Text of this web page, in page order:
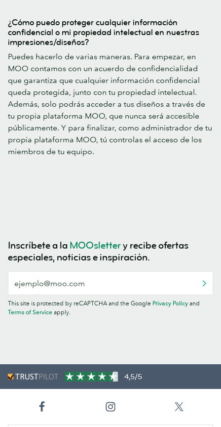
¿Cómo puedo proteger cualquier información
confidencial o mi propiedad intelectual en nuestras
impresiones/diseños?
Puedes hacerlo de varias maneras. Para empezar, en
MOO contamos con un acuerdo de confidencialidad
que garantiza que cualquier información confidencial
queda protegida, junto con tu propiedad intelectual.
Además, solo podrás acceder a tus diseños a través de
tu propia plataforma MOO, que nunca será accesible
públicamente. Y para finalizar, como administrador de tu
propia plataforma MOO, tú controlas el acceso de los
miembros de tu equipo.
Inscríbete a la MOOslettery recibe ofertas
especiales, noticias e inspiración.
This site is protected by reCAPTCHA and the Google Privacy Policy and
Terms of Service apply.
4,5/5